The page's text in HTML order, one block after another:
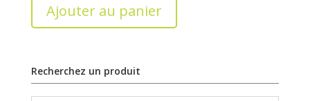
Ajouter au panier
Recherchez un produit